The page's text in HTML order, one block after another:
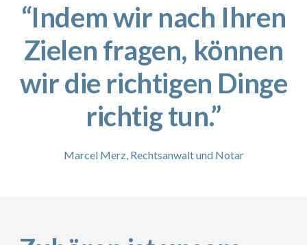
“Indem wir nach Ihren
Zielen fragen, können
wir die richtigen Dinge
richtig tun.”
Marcel Merz, Rechtsanwalt und Notar